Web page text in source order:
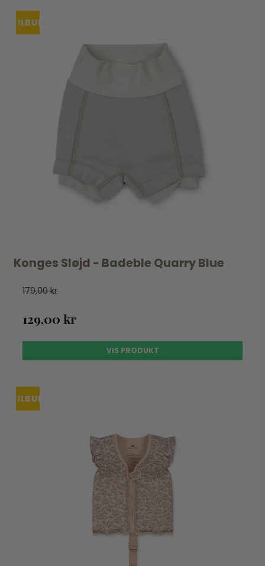
TILBUD
Konges Sløjd - Badeble Quarry Blue
179,00 kr
129,00 kr
VIS PRODUKT
TILBUDUDSOLGT